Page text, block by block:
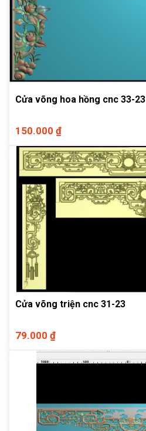
Cửa võng hoa hồng cnc 33-23
150.000 ₫
Cửa võng triện cnc 31-23
79.000 ₫